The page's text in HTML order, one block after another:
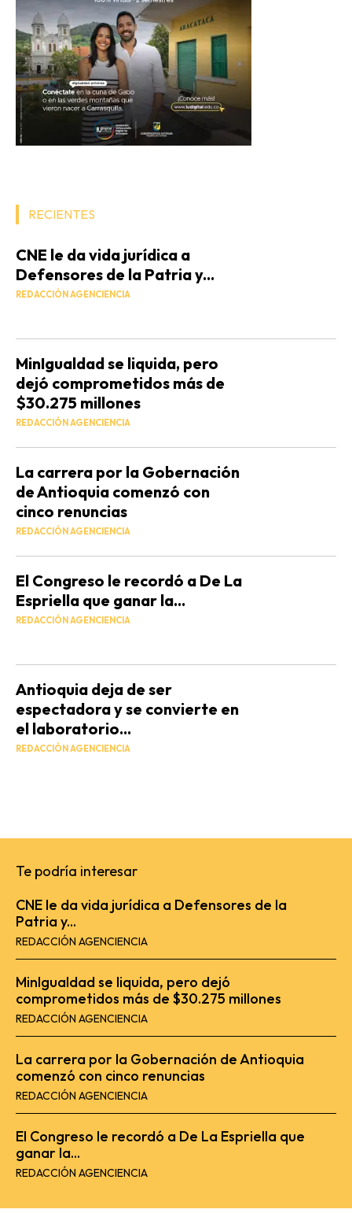
RECIENTES
CNE le da vida jurídica a
Defensores de la Patria y...
REDACCIÓN AGENCIENCIA
MinIgualdad se liquida, pero
dejó comprometidos más de
$30.275 millones
REDACCIÓN AGENCIENCIA
La carrera por la Gobernación
de Antioquia comenzó con
cinco renuncias
REDACCIÓN AGENCIENCIA
El Congreso le recordó a De La
Espriella que ganar la...
REDACCIÓN AGENCIENCIA
Antioquia deja de ser
espectadora y se convierte en
el laboratorio...
REDACCIÓN AGENCIENCIA
Te podría interesar
CNE le da vida jurídica a Defensores de la
Patria y...
REDACCIÓN AGENCIENCIA
MinIgualdad se liquida, pero dejó
comprometidos más de $30.275 millones
REDACCIÓN AGENCIENCIA
La carrera por la Gobernación de Antioquia
comenzó con cinco renuncias
REDACCIÓN AGENCIENCIA
El Congreso le recordó a De La Espriella que
ganar la...
REDACCIÓN AGENCIENCIA